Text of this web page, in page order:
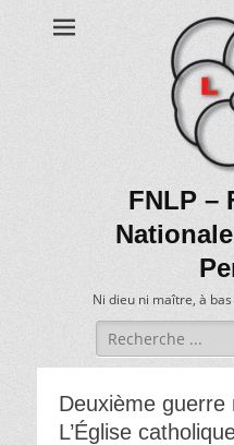
FNLP –
Ni dieu ni maître, à
Recherche
de:
Deuxième guerre
L’Église